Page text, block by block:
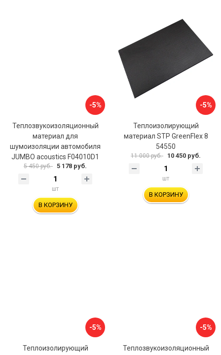
-5%
Теплозвукоизоляционный
материал для
шумоизоляции автомобиля
JUMBO acoustics F04010D1
5 450 руб. 5 178 руб.
шт
В КОРЗИНУ
-5%
Теплоизолирующий
материал STP GreenFlex 8
54550
11 000 руб. 10 450 руб.
шт
В КОРЗИНУ
-5%
Теплоизолирующий
-5%
Теплозвукоизоляционный